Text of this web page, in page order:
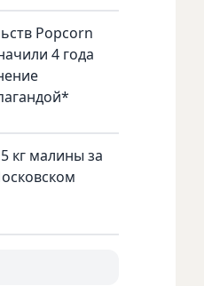
Popcorn
4 года
кг малины за